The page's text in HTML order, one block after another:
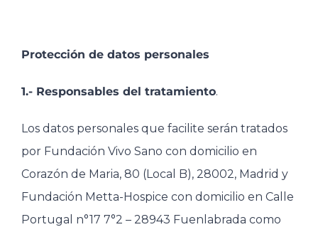
Protección de datos personales
1.- Responsables del tratamiento.
Los datos personales que facilite serán tratados
por Fundación Vivo Sano con domicilio en
Corazón de Maria, 80 (Local B), 28002, Madrid y
Fundación Metta-Hospice con domicilio en Calle
Portugal n°17 7°2 – 28943 Fuenlabrada como